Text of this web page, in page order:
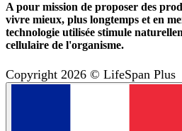
A pour mission de proposer des
vivre mieux, plus longtemps et en
technologie utilisée stimule
cellulaire de l'organisme.
Copyright 2026 © LifeSpan Plus